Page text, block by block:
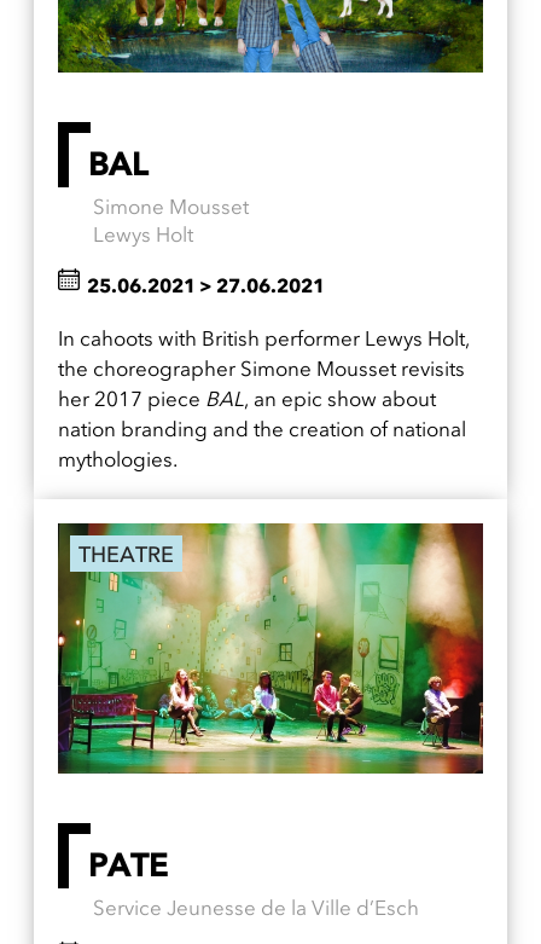
BAL
Simone Mousset
Lewys Holt
In cahoots with British performer Lewys Holt,
the choreographer Simone Mousset revisits
her 2017 piece BAL, an epic show about
nation branding and the creation of national
mythologies.
25.06.2021 > 27.06.2021
THEATRE
PATE
Service Jeunesse de la Ville d’Esch